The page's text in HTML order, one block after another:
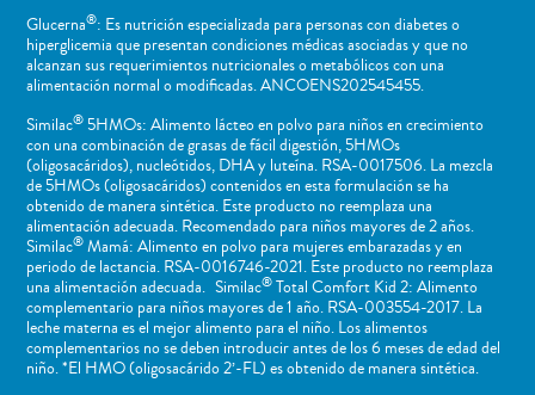
Glucerna®: Es nutrición especializada para personas con diabetes o
hiperglicemia que presentan condiciones médicas asociadas y que no
alcanzan sus requerimientos nutricionales o metabólicos con una
alimentación normal o modificadas. ANCOENS202545455.
Similac®5HMOs: Alimento lácteo en polvo para niños en crecimiento
con una combinación de grasas de fácil digestión, 5HMOs
(oligosacáridos), nucleótidos, DHA y luteína. RSA-0017506. La mezcla
de 5HMOs (oligosacáridos) contenidos en esta formulación se ha
obtenido de manera sintética. Este producto no reemplaza una
alimentación adecuada. Recomendado para niños mayores de 2 años.
Similac®Mamá: Alimento en polvo para mujeres embarazadas y en
periodo de lactancia. RSA-0016746-2021. Este producto no reemplaza
una alimentación adecuada. Similac®Total Comfort Kid 2: Alimento
complementario para niños mayores de 1 año. RSA-003554-2017. La
leche materna es el mejor alimento para el niño. Los alimentos
complementarios no se deben introducir antes de los 6 meses de edad del
niño. *El HMO (oligosacárido 2’-FL) es obtenido de manera sintética.